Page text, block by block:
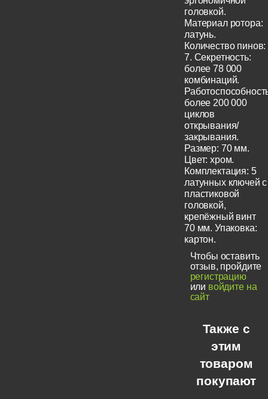
головкой.
Материал ротора:
латунь.
Количество пинов:
7. Секретность:
более 78 000
комбинаций.
более 200 000
циклов
открывания/
закрывания.
Размер: 70 мм.
Цвет: хром.
Комплектация: 5
латунных ключей с
пластиковой
головкой,
крепёжный винт
70 мм. Упаковка:
картон.
Чтобы оставить
отзыв, пройдите
регистрацию
или войдите на
сайт
Также с
этим
товаром
покупают